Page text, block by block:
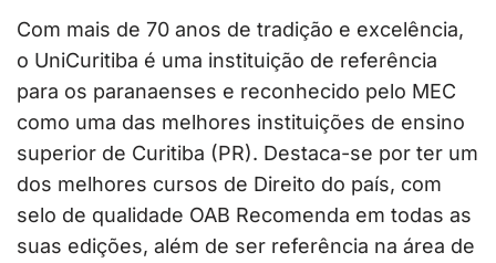
Com mais de 70 anos de tradição e excelência,
o UniCuritiba é uma instituição de referência
para os paranaenses e reconhecido pelo MEC
como uma das melhores instituições de ensino
superior de Curitiba (PR). Destaca-se por ter um
dos melhores cursos de Direito do país, com
selo de qualidade OAB Recomenda em todas as
suas edições, além de ser referência na área de